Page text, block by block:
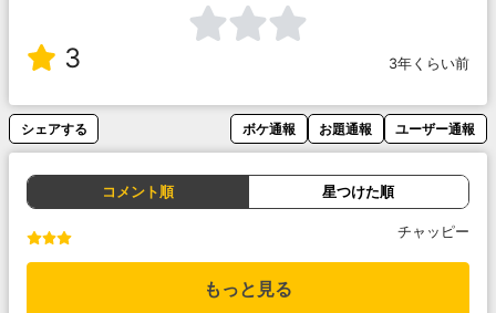
3 3年くらい前
シェアする ボケ通報 お題通報 ユーザー通報
コメント順 星つけた順
チャッピー
もっと見る